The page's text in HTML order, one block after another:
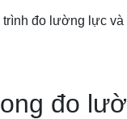
đo lường lực và
đo